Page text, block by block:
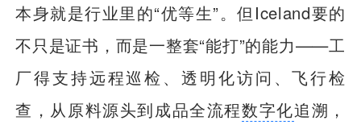
本身就是行业里的“优等生”。但Iceland要的
不只是证书，而是一整套“能打”的能力——工
厂得支持远程巡检、透明化访问、飞行检
查，从原料源头到成品全流程数字化追溯，